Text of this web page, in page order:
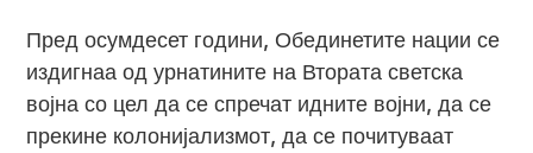
Пред осумдесет години, Обединетите нации се
издигнаа од урнатините на Втората светска
војна со цел да се спречат идните војни, да се
прекине колонијализмот, да се почитуваат